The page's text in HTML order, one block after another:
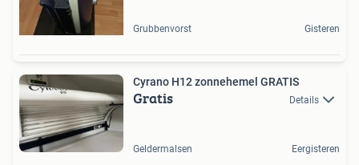
Grubbenvorst Gisteren
Cyrano H12 zonnehemel GRATIS
Gratis Details
Geldermalsen Eergisteren